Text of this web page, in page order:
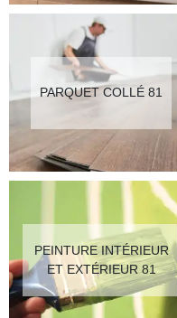
PARQUET COLLÉ 81
PEINTURE INTÉRIEUR
ET EXTÉRIEUR 81